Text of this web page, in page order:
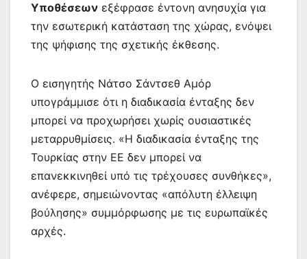
Υποθέσεων εξέφρασε έντονη ανησυχία για
την εσωτερική κατάσταση της χώρας, ενόψει
της ψήφισης της σχετικής έκθεσης.
Ο εισηγητής Νάτσο Σάντσεθ Αμόρ
υπογράμμισε ότι η διαδικασία ένταξης δεν
μπορεί να προχωρήσει χωρίς ουσιαστικές
μεταρρυθμίσεις. «Η διαδικασία ένταξης της
Τουρκίας στην ΕΕ δεν μπορεί να
επανεκκινηθεί υπό τις τρέχουσες συνθήκες»,
ανέφερε, σημειώνοντας «απόλυτη έλλειψη
βούλησης» συμμόρφωσης με τις ευρωπαϊκές
αρχές.